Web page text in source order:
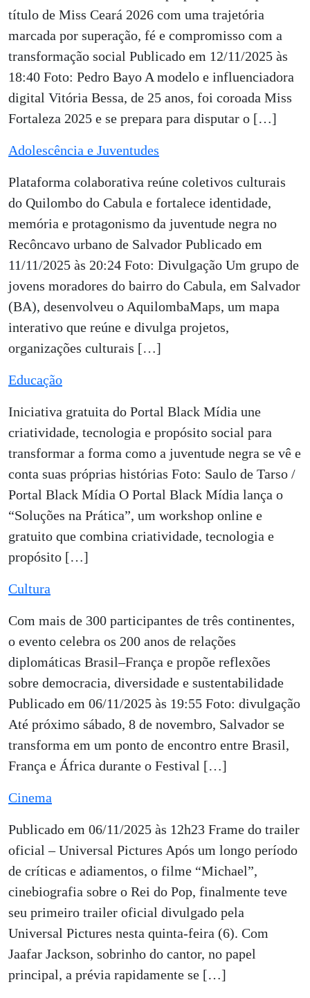
título de Miss Ceará 2026 com uma trajetória
marcada por superação, fé e compromisso com a
transformação social Publicado em 12/11/2025 às
18:40 Foto: Pedro Bayo A modelo e influenciadora
digital Vitória Bessa, de 25 anos, foi coroada Miss
Fortaleza 2025 e se prepara para disputar o […]
Adolescência e Juventudes
Plataforma colaborativa reúne coletivos culturais
do Quilombo do Cabula e fortalece identidade,
memória e protagonismo da juventude negra no
Recôncavo urbano de Salvador Publicado em
11/11/2025 às 20:24 Foto: Divulgação Um grupo de
jovens moradores do bairro do Cabula, em Salvador
(BA), desenvolveu o AquilombaMaps, um mapa
interativo que reúne e divulga projetos,
organizações culturais […]
Educação
Iniciativa gratuita do Portal Black Mídia une
criatividade, tecnologia e propósito social para
transformar a forma como a juventude negra se vê e
conta suas próprias histórias Foto: Saulo de Tarso /
Portal Black Mídia O Portal Black Mídia lança o
“Soluções na Prática”, um workshop online e
gratuito que combina criatividade, tecnologia e
propósito […]
Cultura
Com mais de 300 participantes de três continentes,
o evento celebra os 200 anos de relações
diplomáticas Brasil–França e propõe reflexões
sobre democracia, diversidade e sustentabilidade
Publicado em 06/11/2025 às 19:55 Foto: divulgação
Até próximo sábado, 8 de novembro, Salvador se
transforma em um ponto de encontro entre Brasil,
França e África durante o Festival […]
Cinema
Publicado em 06/11/2025 às 12h23 Frame do trailer
oficial – Universal Pictures Após um longo período
de críticas e adiamentos, o filme “Michael”,
cinebiografia sobre o Rei do Pop, finalmente teve
seu primeiro trailer oficial divulgado pela
Universal Pictures nesta quinta-feira (6). Com
Jaafar Jackson, sobrinho do cantor, no papel
principal, a prévia rapidamente se […]